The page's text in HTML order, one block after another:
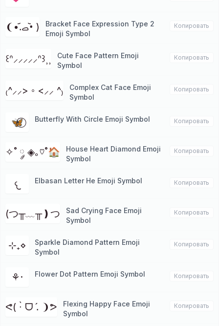
❨•.᷄ࡇ•᷅ )
Bracket Face Expression Type 2
Emoji Symbol
Копировать
꒰ᐢ⸝⸝⸝⸝⸝ᐢ꒱⸒⸒
Cute Face Pattern Emoji
Symbol
Копировать
₍^⸝⸝> ◦ <⸝⸝ ^₎
Complex Cat Face Emoji
Symbol
Копировать
🦋⃝ Butterfly With Circle Emoji Symbol Копировать
✧˚ ༘ ◈｡♡˚🏠︎
House Heart Diamond Emoji
Symbol
Копировать
𐔌 Elbasan Letter He Emoji Symbol Копировать
(つ╥﹏╥❫つ
Sad Crying Face Emoji
Symbol
Копировать
⊹₊⋄
Sparkle Diamond Pattern Emoji
Symbol
Копировать
⚘· Flower Dot Pattern Emoji Symbol Копировать
ᕙ( ∙̀ ᗜ .́ ❩ᕗ
Flexing Happy Face Emoji
Symbol
Копировать